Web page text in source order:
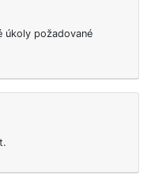
úkoly požadované